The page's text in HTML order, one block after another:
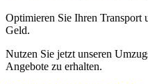
Optimieren Sie Ihren Transport
Geld.
Nutzen Sie jetzt unseren
Angebote zu erhalten.